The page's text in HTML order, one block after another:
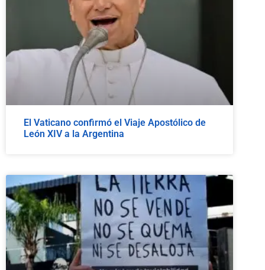
El Vaticano confirmó el Viaje Apostólico de
León XIV a la Argentina